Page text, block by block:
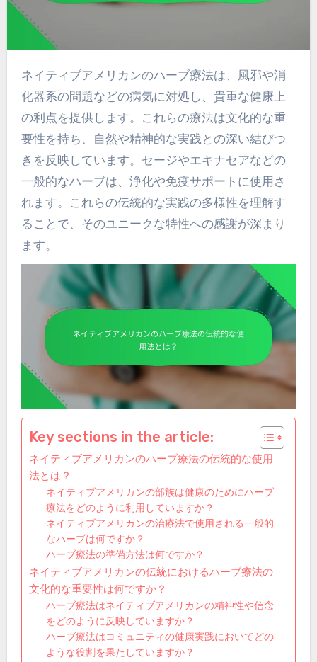
ネイティブアメリカンのハーブ療法は、風邪や消
化器系の問題などの病気に対処し、貴重な健康上
の利点を提供します。これらの療法は文化的な重
要性を持ち、自然や精神的な実践との深い結びつ
きを反映しています。セージやエキナセアなどの
一般的なハーブは、浄化や免疫サポートに使用さ
れます。これらの伝統的な実践の多様性を理解す
ることで、そのユニークな特性への感謝が深まり
ます。
Key sections in the article:
ネイティブアメリカンのハーブ療法の伝統的な使用
法とは？
ネイティブアメリカンの部族は健康のためにハーブ
療法をどのように利用していますか？
ネイティブアメリカンの治療法で使用される一般的
なハーブは何ですか？
ハーブ療法の準備方法は何ですか？
ネイティブアメリカンの伝統におけるハーブ療法の
文化的な重要性は何ですか？
ハーブ療法はネイティブアメリカンの精神性や信念
をどのように反映していますか？
ハーブ療法はコミュニティの健康実践においてどの
ような役割を果たしていますか？